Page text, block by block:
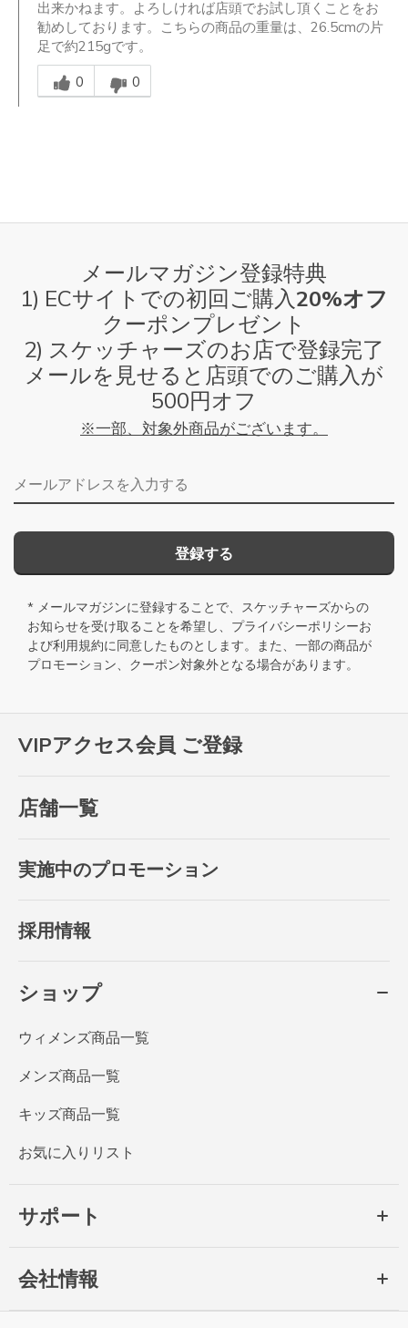
出来かねます。よろしければ店頭でお試し頂くことをお
勧めしております。こちらの商品の重量は、26.5cmの片
足で約215gです。
Was this answer helpful to you
0
0
VIPアクセス会員 ご登録
店舗一覧
実施中のプロモーション
採用情報
ショップ
ウィメンズ商品一覧
メンズ商品一覧
キッズ商品一覧
お気に入りリスト
サポート
会社情報
メールマガジン登録特典
1) ECサイトでの初回ご購入20%オフ
クーポンプレゼント
2) スケッチャーズのお店で登録完了
メールを見せると店頭でのご購入が
500円オフ
※一部、対象外商品がございます。
メールアドレス
登録する
* メールマガジンに登録することで、スケッチャーズからの
お知らせを受け取ることを希望し、 プライバシーポリシーお
よび利用規約に同意したものとします。また、一部の商品が
プロモーション、クーポン対象外となる場合があります。